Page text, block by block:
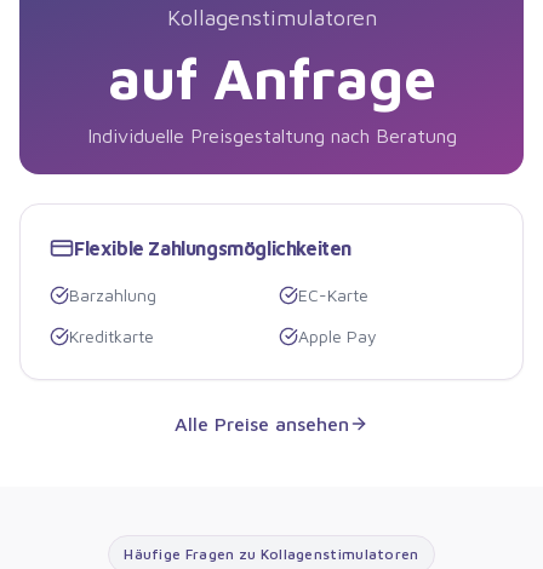
Kollagenstimulatoren
auf Anfrage
Individuelle Preisgestaltung nach Beratung
Flexible Zahlungsmöglichkeiten
Barzahlung
EC-Karte
Kreditkarte
Apple Pay
Alle Preise ansehen
Häufige Fragen zu Kollagenstimulatoren